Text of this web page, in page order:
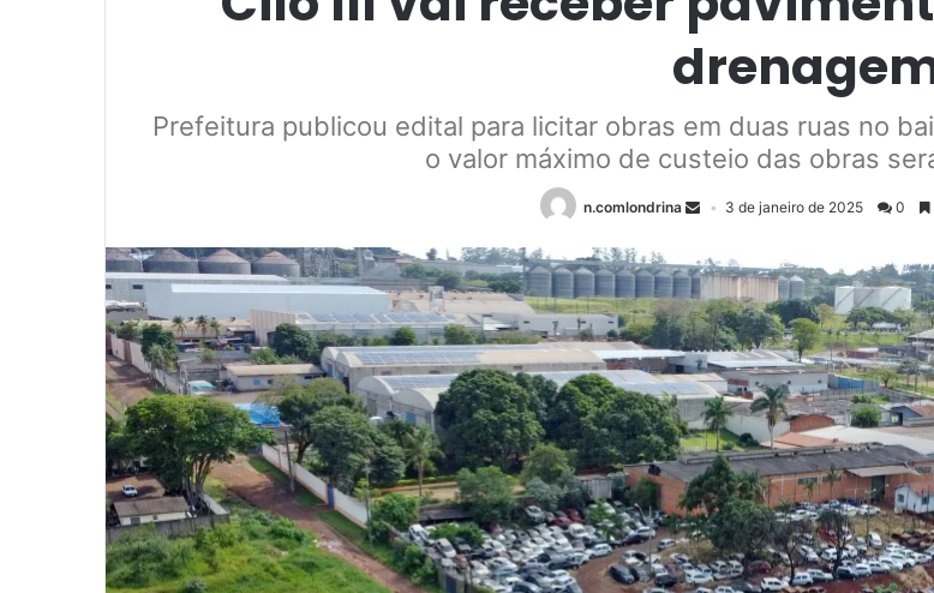
Prefeitura publicou edital para licitar obras em duas ruas no
o valor máximo de custeio das obras
n.comlondrina 3 de janeiro de 2025 0